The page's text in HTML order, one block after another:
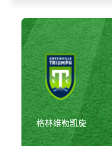
格林维勒凯旋